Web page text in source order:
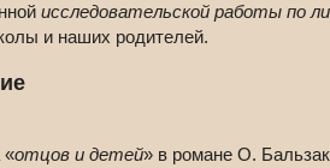
исследовательской работы по
и наших родителей.
«отцов и детей» в романе О.